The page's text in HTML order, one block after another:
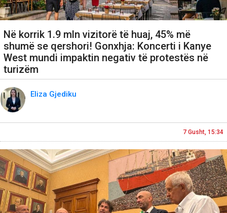
Në korrik 1.9 mln vizitorë të huaj, 45% më
shumë se qershori! Gonxhja: Koncerti i Kanye
West mundi impaktin negativ të protestës në
turizëm
Eliza Gjediku
7 Gusht, 15:34